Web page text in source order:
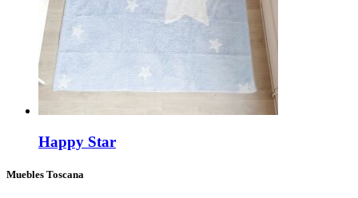
Happy Star
Muebles Toscana